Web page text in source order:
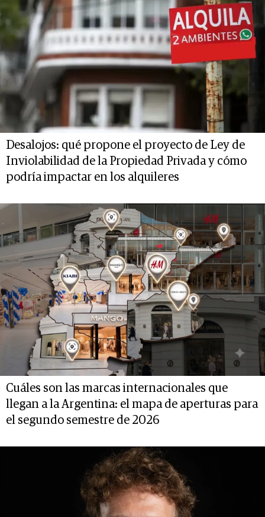
Desalojos: qué propone el proyecto de Ley de
Inviolabilidad de la Propiedad Privada y cómo
podría impactar en los alquileres
Cuáles son las marcas internacionales que
llegan a la Argentina: el mapa de aperturas para
el segundo semestre de 2026